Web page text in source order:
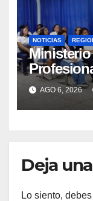
NOTICIAS
Ministerio
AGO 6, 2026
Deja
Lo siento,